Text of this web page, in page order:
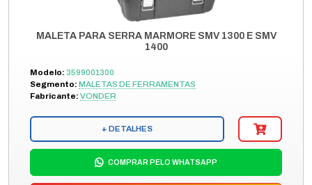
MALETA PARA SERRA MARMORE SMV 1300 E SMV
1400
Modelo: 3599001300
Segmento: MALETAS DE FERRAMENTAS
Fabricante: VONDER
+ DETALHES
COMPRAR PELO WHATSAPP